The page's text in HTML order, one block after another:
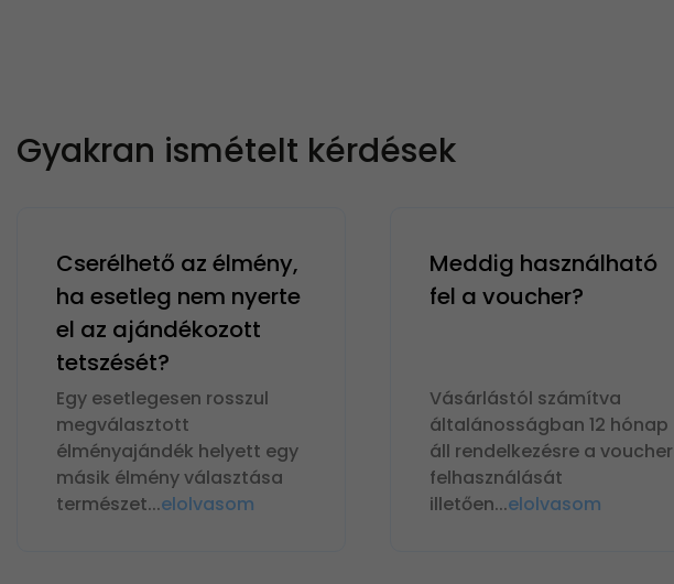
Gyakran ismételt kérdések
Cserélhető az élmény,
ha esetleg nem nyerte
el az ajándékozott
tetszését?
Egy esetlegesen rosszul
megválasztott
élményajándék helyett egy
másik élmény választása
természet...elolvasom
Meddig használható
fel a voucher?
Vásárlástól számítva
általánosságban 12 hónap
áll rendelkezésre a voucher
felhasználását
illetően...elolvasom